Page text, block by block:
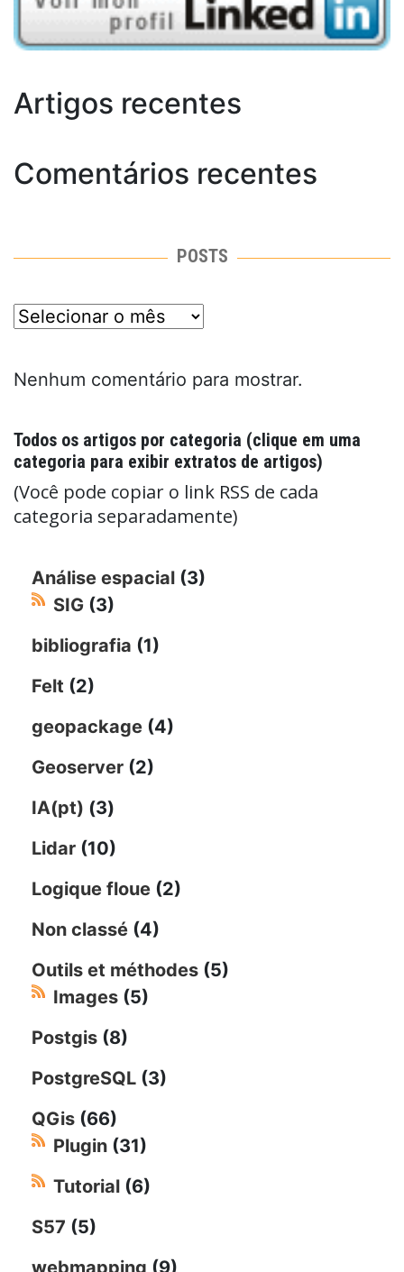
Artigos recentes
Comentários recentes
POSTS
posts
Nenhum comentário para mostrar.
Todos os artigos por categoria (clique em uma
categoria para exibir extratos de artigos)
(Você pode copiar o link RSS de cada
categoria separadamente)
Análise espacial (3)
SIG (3)
bibliografia (1)
Felt (2)
geopackage (4)
Geoserver (2)
IA(pt) (3)
Lidar (10)
Logique floue (2)
Non classé (4)
Outils et méthodes (5)
Images (5)
Postgis (8)
PostgreSQL (3)
QGis (66)
Plugin (31)
Tutorial (6)
S57 (5)